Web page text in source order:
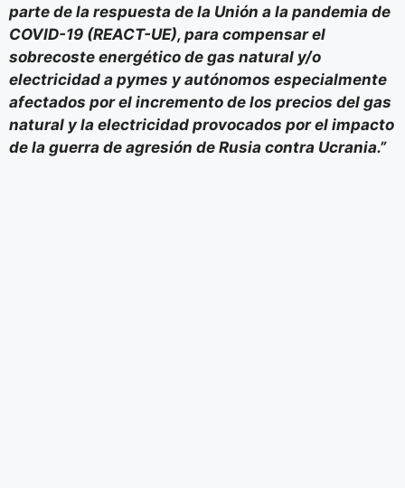
parte de la respuesta de la Unión a la pandemia de
COVID-19 (REACT-UE), para compensar el
sobrecoste energético de gas natural y/o
electricidad a pymes y autónomos especialmente
afectados por el incremento de los precios del gas
natural y la electricidad provocados por el impacto
de la guerra de agresión de Rusia contra Ucrania.”